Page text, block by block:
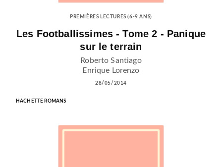
PREMIÈRES LECTURES (6-9 ANS)
Les Footballissimes - Tome 2 - Panique
sur le terrain
Roberto Santiago
Enrique Lorenzo
28/05/2014
HACHETTE ROMANS